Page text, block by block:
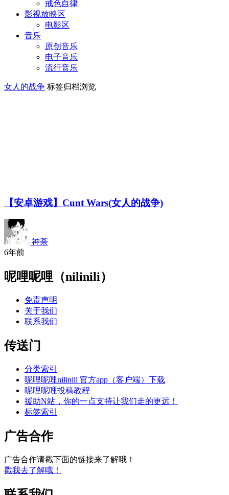
戒色自律
影视放映区
电影区
音乐
原创音乐
电子音乐
流行音乐
女人的战争 标签归档浏览
【安卓游戏】Cunt Wars(女人的战争)
神荼
6年前
呢哩呢哩（nilinili）
免责声明
关于我们
联系我们
传送门
分类索引
呢哩呢哩nilinili 官方app（客户端）下载
呢哩呢哩投稿教程
援助N站，你的一点支持让我们走的更远！
标签索引
广告合作
广告合作请戳下面的链接来了解哦！
戳我去了解哦！